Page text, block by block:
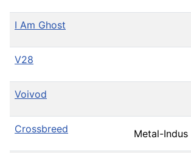
I Am Ghost
V28
Voivod
Crossbreed Metal-Indus